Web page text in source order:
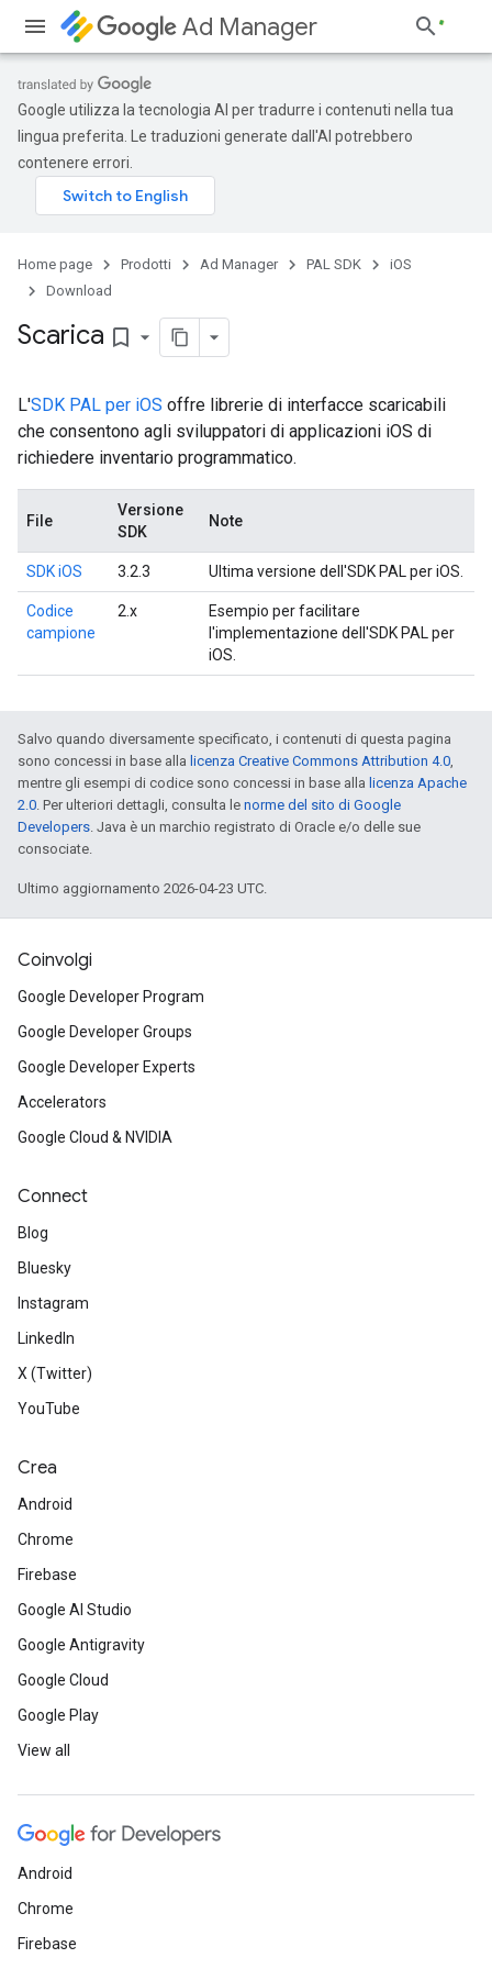
Ad Manager
Google utilizza la tecnologia AI per tradurre i contenuti nella tua
lingua preferita. Le traduzioni generate dall'AI potrebbero
contenere errori.
Home page Prodotti Ad Manager PAL SDK
iOS
Download
Scarica bookmark_border
L'SDK PAL per iOS offre librerie di interfacce scaricabili
che consentono agli sviluppatori di applicazioni iOS di
richiedere inventario programmatico.
File
Versione
SDK
Note
SDK iOS 3.2.3 Ultima versione dell'SDK PAL per iOS.
Codice
campione
2.x
Esempio per facilitare
l'implementazione dell'SDK PAL per
iOS.
Salvo quando diversamente specificato, i contenuti di questa pagina
sono concessi in base alla licenza Creative Commons Attribution 4.0,
mentre gli esempi di codice sono concessi in base alla licenza Apache
2.0. Per ulteriori dettagli, consulta le norme del sito di Google
Developers. Java è un marchio registrato di Oracle e/o delle sue
consociate.
Ultimo aggiornamento 2026-04-23 UTC.
Coinvolgi
Google Developer Program
Google Developer Groups
Google Developer Experts
Accelerators
Google Cloud & NVIDIA
Connect
Blog
Bluesky
Instagram
LinkedIn
X (Twitter)
YouTube
Crea
Android
Chrome
Firebase
Google AI Studio
Google Antigravity
Google Cloud
Google Play
View all
Android
Chrome
Firebase